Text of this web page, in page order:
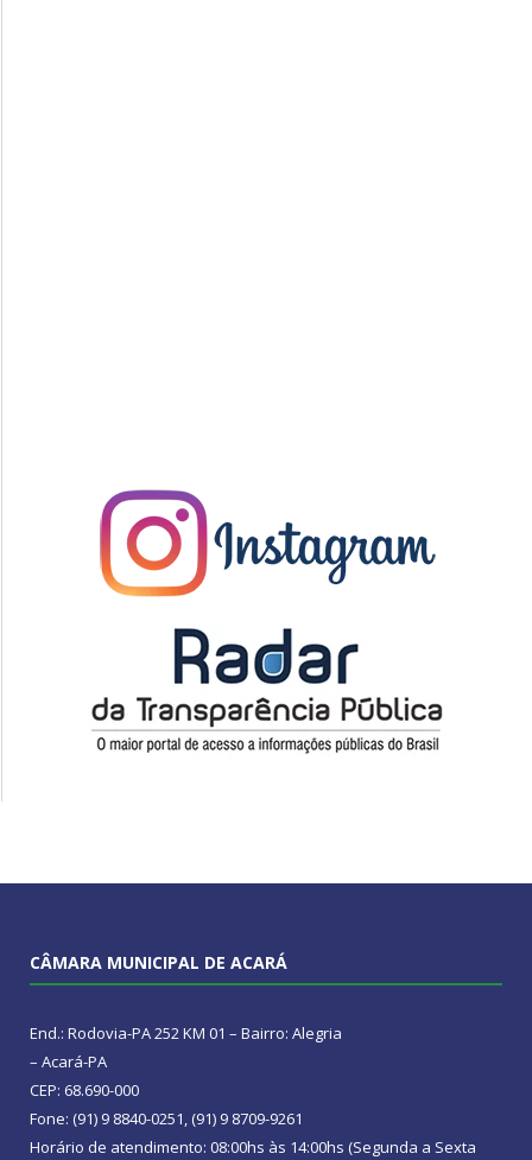
CÂMARA MUNICIPAL DE ACARÁ
End.: Rodovia-PA 252 KM 01 – Bairro: Alegria
– Acará-PA
CEP: 68.690-000
Fone: (91) 9 8840-0251, (91) 9 8709-9261
Horário de atendimento: 08:00hs às 14:00hs (Segunda a Sexta